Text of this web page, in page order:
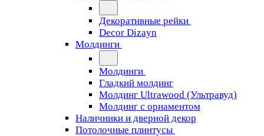
Декоративные рейки
Decor Dizayn
Молдинги
Молдинги
Гладкий молдинг
Молдинг Ultrawood (Ультравуд)
Молдинг с орнаментом
Наличники и дверной декор
Потолочные плинтусы